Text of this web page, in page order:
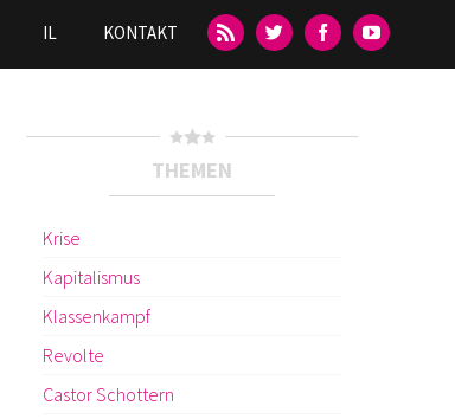
IL KONTAKT
THEMEN
Krise
Kapitalismus
Klassenkampf
Revolte
Castor Schottern